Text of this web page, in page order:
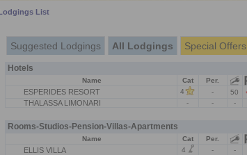
List
Suggested Lodgings All Lodgings Special Offers
Hotels
Name Cat Per.
ESPERIDES RESORT 4 - 50
THALASSA LIMONARI - - -
Rooms-Studios-Pension-Villas-Apartments
Name Cat Per.
ELLIS VILLA 4 - -